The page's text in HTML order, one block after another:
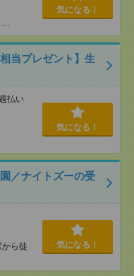
…
気になる！
当プレゼント】生
払い
気になる！
／ナイトズーの受
ら徒
気になる！